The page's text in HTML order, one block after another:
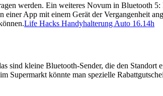
werden. Ein weiteres Novum in Bluetooth
App mit einem Gerät der Vergangenheit
Life Hacks Handyhalterung Auto 16.14h
sind kleine Bluetooth-Sender, die den Standort
Supermarkt könnte man spezielle